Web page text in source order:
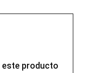
este producto